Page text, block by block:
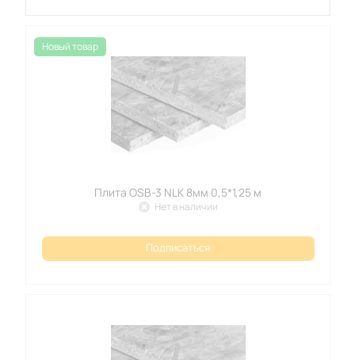
Новый товар
Плита OSB-3 NLK 8мм 0,5*1,25 м
Нет в наличии
Подписаться